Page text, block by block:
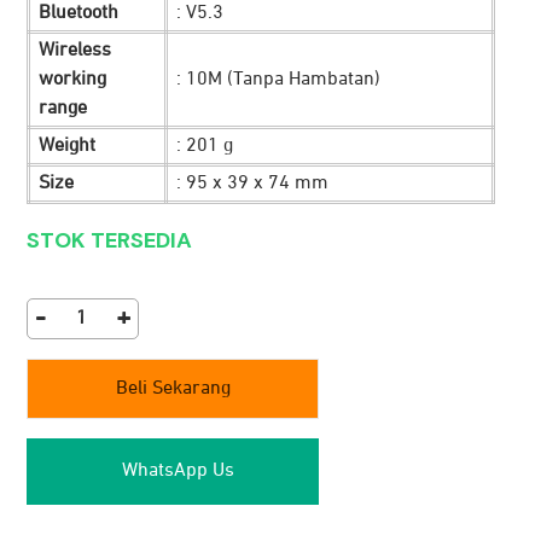
Bluetooth
: V5.3
Wireless
working
range
: 10M (Tanpa Hambatan)
Weight
: 201 g
Size
: 95 x 39 x 74 mm
STOK TERSEDIA
-
JETE
4
quantity
+
Beli Sekarang
WhatsApp Us